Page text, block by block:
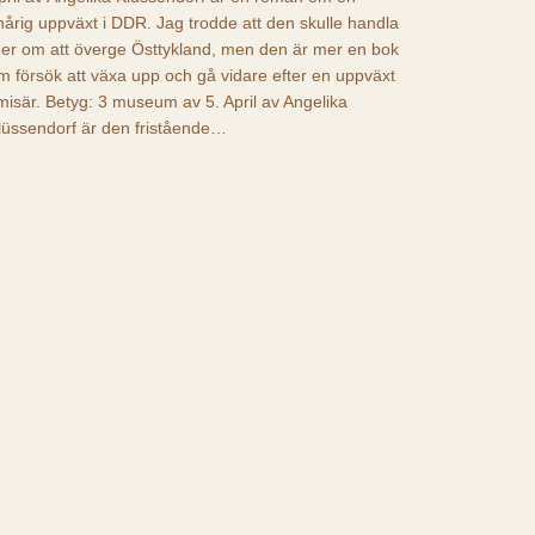
uppväxt i DDR. Jag trodde att den skulle handla
om att överge Östtykland, men den är mer en bok
försök att växa upp och gå vidare efter en uppväxt
Betyg: 3 museum av 5. April av Angelika
är den fristående…